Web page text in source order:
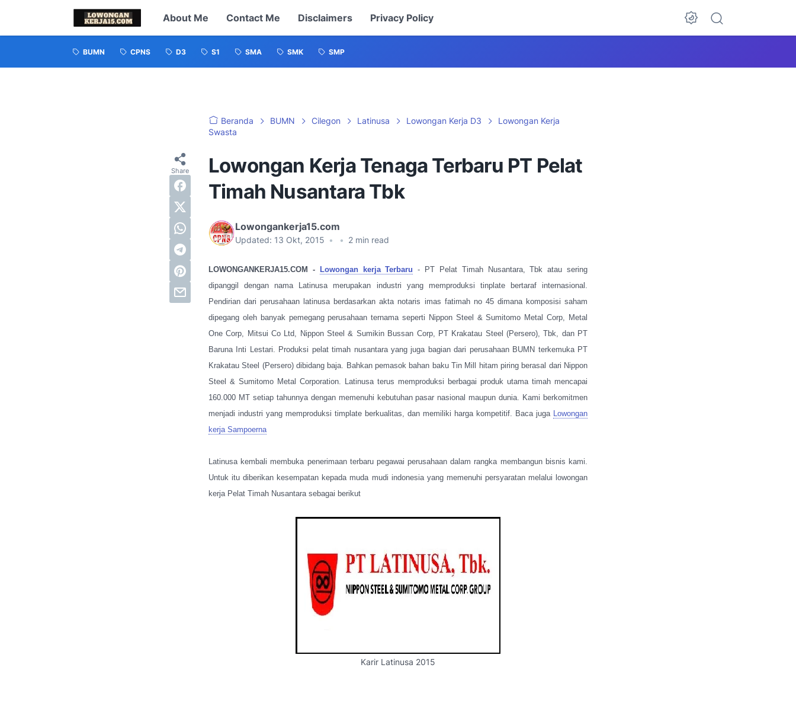
About Me Contact Me Disclaimers Privacy Policy
BUMN CPNS D3 S1 SMA SMK SMP
Beranda BUMN Cilegon Latinusa Lowongan Kerja D3
Lowongan Kerja
Swasta
Lowongan Kerja Tenaga Terbaru PT Pelat
Timah Nusantara Tbk
Lowongankerja15.com
Updated: 13 Okt, 2015 • • 2 min read
LOWONGANKERJA15.COM - Lowongan kerja Terbaru - PT Pelat Timah Nusantara, Tbk atau sering
dipanggil dengan nama Latinusa merupakan industri yang memproduksi tinplate bertaraf internasional.
Pendirian dari perusahaan latinusa berdasarkan akta notaris imas fatimah no 45 dimana komposisi saham
dipegang oleh banyak pemegang perusahaan ternama seperti Nippon Steel & Sumitomo Metal Corp, Metal
One Corp, Mitsui Co Ltd, Nippon Steel & Sumikin Bussan Corp, PT Krakatau Steel (Persero), Tbk, dan PT
Baruna Inti Lestari. Produksi pelat timah nusantara yang juga bagian dari perusahaan BUMN terkemuka PT
Krakatau Steel (Persero) dibidang baja. Bahkan pemasok bahan baku Tin Mill hitam piring berasal dari Nippon
Steel & Sumitomo Metal Corporation. Latinusa terus memproduksi berbagai produk utama timah mencapai
160.000 MT setiap tahunnya dengan memenuhi kebutuhan pasar nasional maupun dunia. Kami berkomitmen
menjadi industri yang memproduksi timplate berkualitas, dan memiliki harga kompetitif. Baca juga Lowongan
kerja Sampoerna
Latinusa kembali membuka penerimaan terbaru pegawai perusahaan dalam rangka membangun bisnis kami.
Untuk itu diberikan kesempatan kepada muda mudi indonesia yang memenuhi persyaratan melalui lowongan
kerja Pelat Timah Nusantara sebagai berikut
Karir Latinusa 2015